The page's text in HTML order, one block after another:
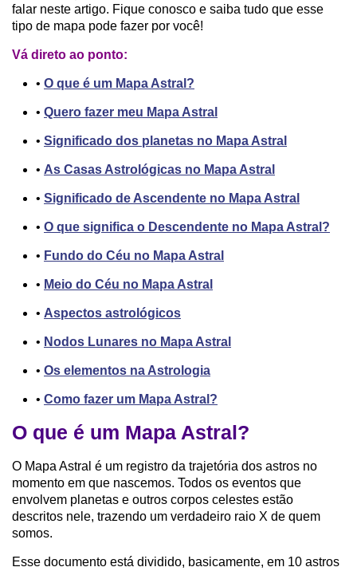
falar neste artigo. Fique conosco e saiba tudo que esse
tipo de mapa pode fazer por você!
Vá direto ao ponto:
• O que é um Mapa Astral?
• Quero fazer meu Mapa Astral
• Significado dos planetas no Mapa Astral
• As Casas Astrológicas no Mapa Astral
• Significado de Ascendente no Mapa Astral
• O que significa o Descendente no Mapa Astral?
• Fundo do Céu no Mapa Astral
• Meio do Céu no Mapa Astral
• Aspectos astrológicos
• Nodos Lunares no Mapa Astral
• Os elementos na Astrologia
• Como fazer um Mapa Astral?
O que é um Mapa Astral?
O Mapa Astral é um registro da trajetória dos astros no
momento em que nascemos. Todos os eventos que
envolvem planetas e outros corpos celestes estão
descritos nele, trazendo um verdadeiro raio X de quem
somos.
Esse documento está dividido, basicamente, em 10 astros